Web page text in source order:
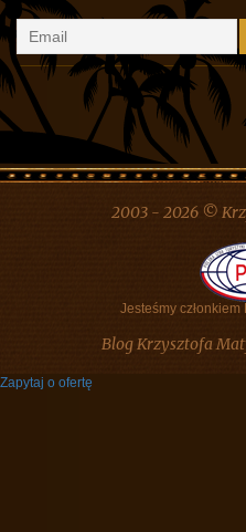
2003 - 2026 ©
Jesteśmy
Blog Krzysztofa
Zapytaj o ofertę